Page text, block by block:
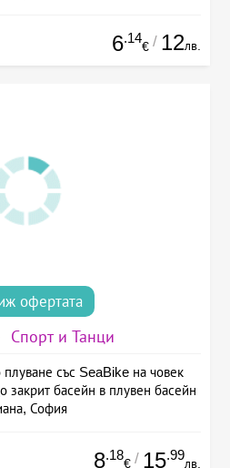
6.14
€ / 12лв.
офертата
Спорт и Танци
със SeaBike на човек
закрит басейн в плувен басейн
София
8.18
€ / 15.99
лв.